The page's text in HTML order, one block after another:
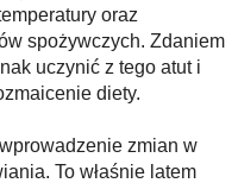
oraz
spożywczych. Zdaniem
uczynić z tego atut i
diety.
zmian w
To właśnie latem